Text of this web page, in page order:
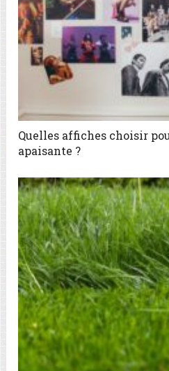
Quelles affiches choisir
apaisante ?